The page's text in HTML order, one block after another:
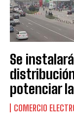
Se
potenciar
COMERCIO